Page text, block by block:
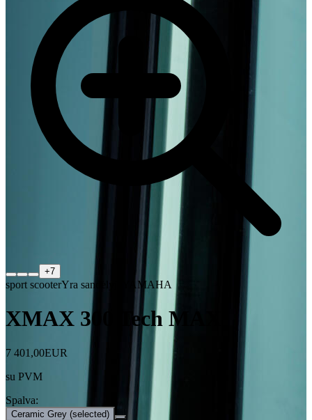
+7
sport scooterYra sandėlyje YAMAHA
XMAX 300 Tech MAX
7 401,00EUR
su PVM
Spalva:
Ceramic Grey (selected)